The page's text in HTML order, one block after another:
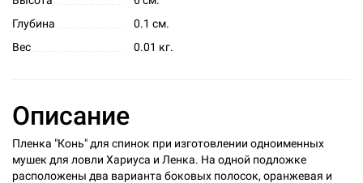
Глубина
0.1 см.
Вес
0.01 кг.
Описание
Пленка "Конь" для спинок при изготовлении одноименных
мушек для ловли Хариуса и Ленка. На одной подложке
расположены два варианта боковых полосок, оранжевая и